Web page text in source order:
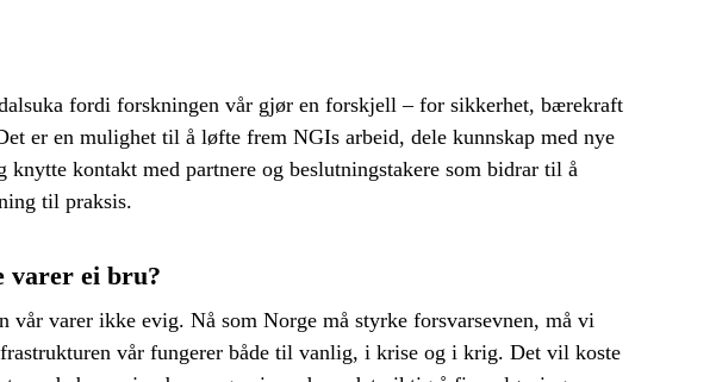
fordi forskningen vår gjør en forskjell – for sikkerhet, bærekraft
er en mulighet til å løfte frem NGIs arbeid, dele kunnskap med nye
knytte kontakt med partnere og beslutningstakere som bidrar til å
til praksis.
varer ei bru?
vår varer ikke evig. Nå som Norge må styrke forsvarsevnen, må vi
vår fungerer både til vanlig, i krise og i krig. Det vil koste